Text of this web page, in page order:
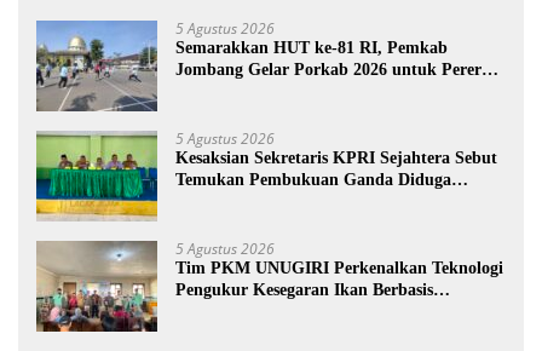
5 Agustus 2026
Semarakkan HUT ke-81 RI, Pemkab
Jombang Gelar Porkab 2026 untuk Pererat
5 Agustus 2026
Kesaksian Sekretaris KPRI Sejahtera Sebut
Temukan Pembukuan Ganda Diduga
5 Agustus 2026
Tim PKM UNUGIRI Perkenalkan Teknologi
Pengukur Kesegaran Ikan Berbasis